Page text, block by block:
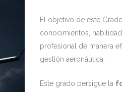
El objetivo de este
conocimientos,
profesional de manera
gestión aeronáutica.
Este grado persigue la